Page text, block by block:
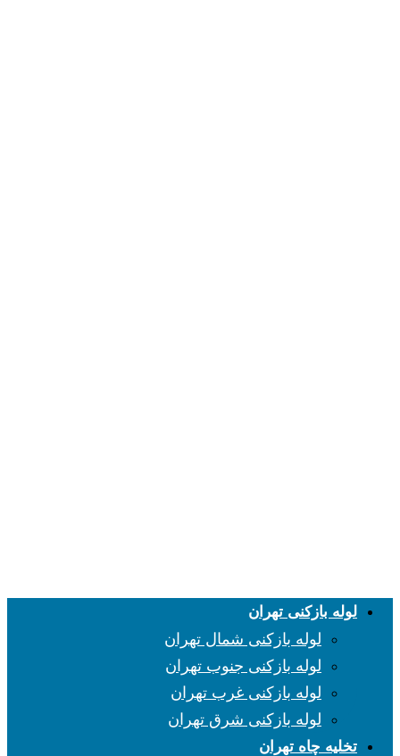
لوله بازکنی تهران
لوله بازکنی شمال تهران
لوله بازکنی جنوب تهران
لوله بازکنی غرب تهران
لوله بازکنی شرق تهران
تخلیه چاه تهران